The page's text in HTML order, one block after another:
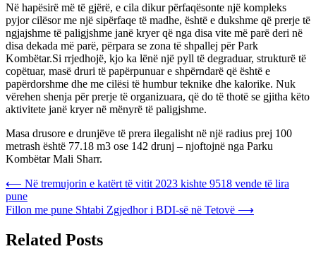
Në hapësirë më të gjërë, e cila dikur përfaqësonte një kompleks
pyjor cilësor me një sipërfaqe të madhe, është e dukshme që prerje të
ngjajshme të paligjshme janë kryer që nga disa vite më parë deri në
disa dekada më parë, përpara se zona të shpallej për Park
Kombëtar.Si rrjedhojë, kjo ka lënë një pyll të degraduar, strukturë të
copëtuar, masë druri të papërpunuar e shpërndarë që është e
papërdorshme dhe me cilësi të humbur teknike dhe kalorike. Nuk
vërehen shenja për prerje të organizuara, që do të thotë se gjitha këto
aktivitete janë kryer në mënyrë të paligjshme.
Masa drusore e drunjëve të prera ilegalisht në një radius prej 100
metrash është 77.18 m3 ose 142 drunj – njoftojnë nga Parku
Kombëtar Mali Sharr.
Post
navigation
⟵ Në tremujorin e katërt të vitit 2023 kishte 9518 vende të lira
pune
Fillon me pune Shtabi Zgjedhor i BDI-së në Tetovë ⟶
Related Posts